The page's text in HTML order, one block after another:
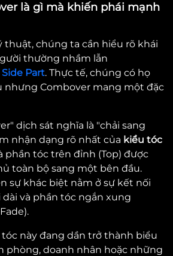
là gì mà khiến phái mạnh
thuật, chúng ta cần hiểu rõ khái
thường nhầm lẫn
Side Part. Thực tế, chúng có họ
nhưng Combover mang một đặc
dịch sát nghĩa là "chải sang
nhận dạng rõ nhất của kiểu tóc
phần tóc trên đỉnh (Top) được
toàn bộ sang một bên đầu.
sự khác biệt nằm ở sự kết nối
và phần tóc ngắn xung
tóc này đang dần trở thành biểu
phòng, doanh nhân hoặc những